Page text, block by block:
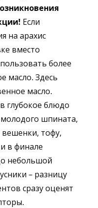
Если
на арахис
вместо
более
масло. Здесь
масло.
глубокое блюдо
шпината,
вешенки, тофу,
в финале
небольшой
– разницу
сразу оценят